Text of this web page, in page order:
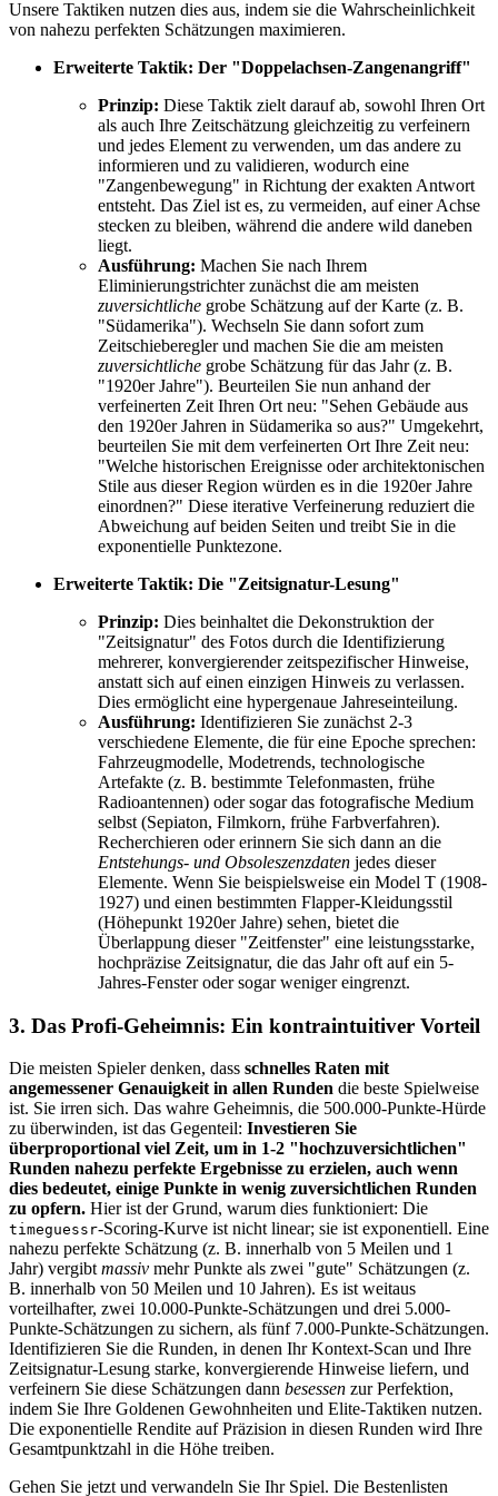
Unsere Taktiken nutzen dies aus, indem sie die Wahrscheinlichkeit
von nahezu perfekten Schätzungen maximieren.
Erweiterte Taktik: Der "Doppelachsen-Zangenangriff"
Prinzip: Diese Taktik zielt darauf ab, sowohl Ihren Ort
als auch Ihre Zeitschätzung gleichzeitig zu verfeinern
und jedes Element zu verwenden, um das andere zu
informieren und zu validieren, wodurch eine
"Zangenbewegung" in Richtung der exakten Antwort
entsteht. Das Ziel ist es, zu vermeiden, auf einer Achse
stecken zu bleiben, während die andere wild daneben
liegt.
Ausführung: Machen Sie nach Ihrem
Eliminierungstrichter zunächst die am meisten
zuversichtliche grobe Schätzung auf der Karte (z. B.
"Südamerika"). Wechseln Sie dann sofort zum
Zeitschieberegler und machen Sie die am meisten
zuversichtliche grobe Schätzung für das Jahr (z. B.
"1920er Jahre"). Beurteilen Sie nun anhand der
verfeinerten Zeit Ihren Ort neu: "Sehen Gebäude aus
den 1920er Jahren in Südamerika so aus?" Umgekehrt,
beurteilen Sie mit dem verfeinerten Ort Ihre Zeit neu:
"Welche historischen Ereignisse oder architektonischen
Stile aus dieser Region würden es in die 1920er Jahre
einordnen?" Diese iterative Verfeinerung reduziert die
Abweichung auf beiden Seiten und treibt Sie in die
exponentielle Punktezone.
Erweiterte Taktik: Die "Zeitsignatur-Lesung"
Prinzip: Dies beinhaltet die Dekonstruktion der
"Zeitsignatur" des Fotos durch die Identifizierung
mehrerer, konvergierender zeitspezifischer Hinweise,
anstatt sich auf einen einzigen Hinweis zu verlassen.
Dies ermöglicht eine hypergenaue Jahreseinteilung.
Ausführung: Identifizieren Sie zunächst 2-3
verschiedene Elemente, die für eine Epoche sprechen:
Fahrzeugmodelle, Modetrends, technologische
Artefakte (z. B. bestimmte Telefonmasten, frühe
Radioantennen) oder sogar das fotografische Medium
selbst (Sepiaton, Filmkorn, frühe Farbverfahren).
Recherchieren oder erinnern Sie sich dann an die
Entstehungs- und Obsoleszenzdaten jedes dieser
Elemente. Wenn Sie beispielsweise ein Model T (1908-
1927) und einen bestimmten Flapper-Kleidungsstil
(Höhepunkt 1920er Jahre) sehen, bietet die
Überlappung dieser "Zeitfenster" eine leistungsstarke,
hochpräzise Zeitsignatur, die das Jahr oft auf ein 5-
Jahres-Fenster oder sogar weniger eingrenzt.
3. Das Profi-Geheimnis: Ein kontraintuitiver Vorteil
Die meisten Spieler denken, dass schnelles Raten mit
angemessener Genauigkeit in allen Runden die beste Spielweise
ist. Sie irren sich. Das wahre Geheimnis, die 500.000-Punkte-Hürde
zu überwinden, ist das Gegenteil: Investieren Sie
überproportional viel Zeit, um in 1-2 "hochzuversichtlichen"
Runden nahezu perfekte Ergebnisse zu erzielen, auch wenn
dies bedeutet, einige Punkte in wenig zuversichtlichen Runden
zu opfern. Hier ist der Grund, warum dies funktioniert: Die
timeguessr-Scoring-Kurve ist nicht linear; sie ist exponentiell. Eine
nahezu perfekte Schätzung (z. B. innerhalb von 5 Meilen und 1
Jahr) vergibt massiv mehr Punkte als zwei "gute" Schätzungen (z.
B. innerhalb von 50 Meilen und 10 Jahren). Es ist weitaus
vorteilhafter, zwei 10.000-Punkte-Schätzungen und drei 5.000-
Punkte-Schätzungen zu sichern, als fünf 7.000-Punkte-Schätzungen.
Identifizieren Sie die Runden, in denen Ihr Kontext-Scan und Ihre
Zeitsignatur-Lesung starke, konvergierende Hinweise liefern, und
verfeinern Sie diese Schätzungen dann besessen zur Perfektion,
indem Sie Ihre Goldenen Gewohnheiten und Elite-Taktiken nutzen.
Die exponentielle Rendite auf Präzision in diesen Runden wird Ihre
Gesamtpunktzahl in die Höhe treiben.
Gehen Sie jetzt und verwandeln Sie Ihr Spiel. Die Bestenlisten